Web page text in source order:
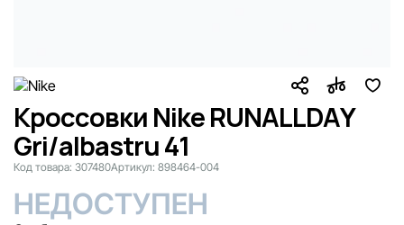
Кроссовки Nike RUNALLDAY
Gri/albastru 41
Код товара: 307480Артикул: 898464-004
НЕДОСТУПЕН